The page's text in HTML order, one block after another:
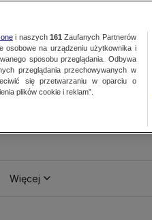
Więcej
i naszych 161 Zaufanych Partnerów
osobowe na urządzeniu użytkownika i
sposobu przeglądania. Odbywa
przeglądania przechowywanych w
się przetwarzaniu w oparciu o
plików cookie i reklam”.